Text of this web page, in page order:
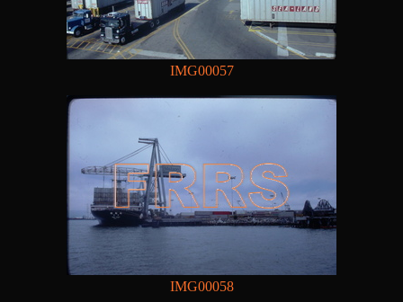
IMG00057
IMG00058